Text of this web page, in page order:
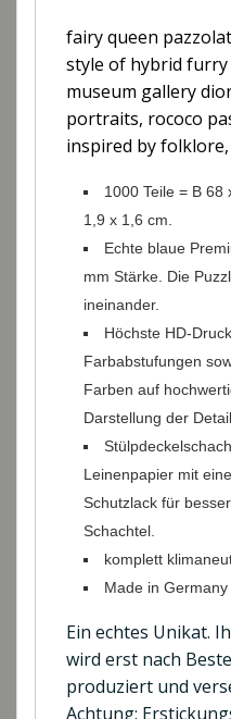
fairy queen
style of hybrid
museum gallery
portraits, rococo
inspired by
1000 Teile = B 68
1,9 x 1,6 cm.
Echte blaue
mm Stärke. Die
ineinander.
Höchste HD-
Farbabstufungen
Farben auf
Darstellung der
Leinenpapier mit
Schutzlack für
Schachtel.
komplett
Made in Germany
Ein echtes Unikat.
wird erst nach
produziert und
Achtung: